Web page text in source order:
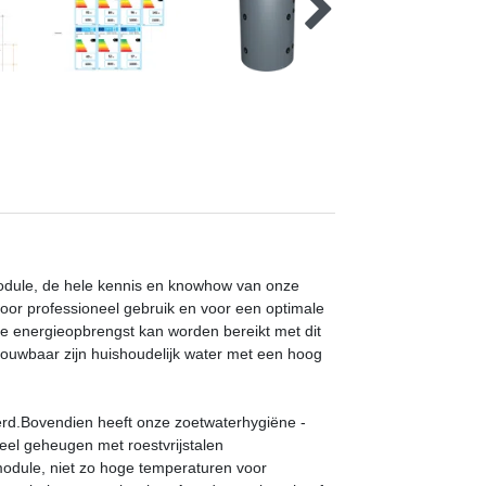
de hele kennis en knowhow van onze
professioneel gebruik en voor een optimale
energieopbrengst kan worden bereikt met dit
zijn huishoudelijk water met een hoog
heeft onze zoetwaterhygiëne -
geheugen met roestvrijstalen
niet zo hoge temperaturen voor